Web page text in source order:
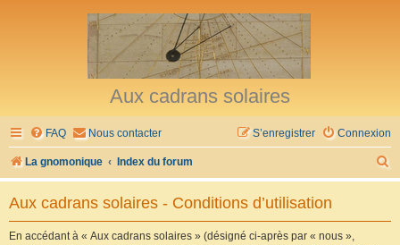
Aux cadrans solaires
FAQ Nous contacter Connexion
S’enregistrer
La gnomonique Index du forum
e
Aux cadrans solaires - Conditions d’utilisation
En accédant à « Aux cadrans solaires » (désigné ci-après par « nous »,